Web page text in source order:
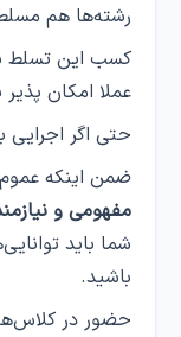
رشته‌ها هم
کسب این تسلط
عملا امکان
حتی اگر اجرایی
ضمن اینکه
مفهومی و
شما باید
باشید.
حضور در